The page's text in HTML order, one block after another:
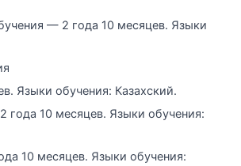
— 2 года 10 месяцев. Языки
Языки обучения: Казахский.
10 месяцев. Языки обучения:
10 месяцев. Языки обучения: